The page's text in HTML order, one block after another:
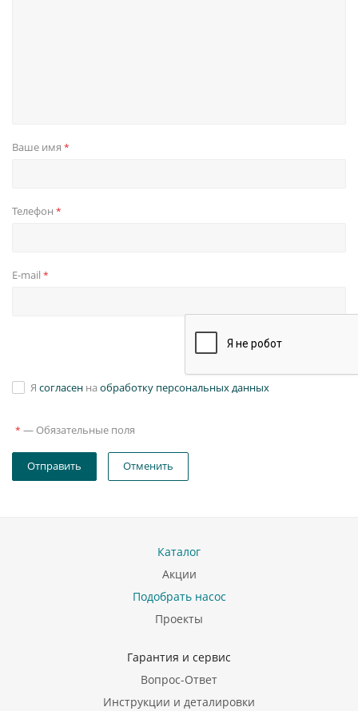
Ваше имя *
Телефон *
E-mail *
Я согласен на обработку персональных данных
* — Обязательные поля
Отправить Отменить
Каталог
Акции
Подобрать насос
Проекты
Гарантия и сервис
Вопрос-Ответ
Инструкции и деталировки